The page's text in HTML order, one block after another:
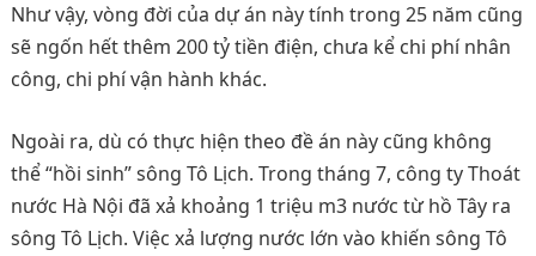
Như vậy, vòng đời của dự án này tính trong 25 năm cũng
sẽ ngốn hết thêm 200 tỷ tiền điện, chưa kể chi phí nhân
công, chi phí vận hành khác.
Ngoài ra, dù có thực hiện theo đề án này cũng không
thể “hồi sinh” sông Tô Lịch. Trong tháng 7, công ty Thoát
nước Hà Nội đã xả khoảng 1 triệu m3 nước từ hồ Tây ra
sông Tô Lịch. Việc xả lượng nước lớn vào khiến sông Tô